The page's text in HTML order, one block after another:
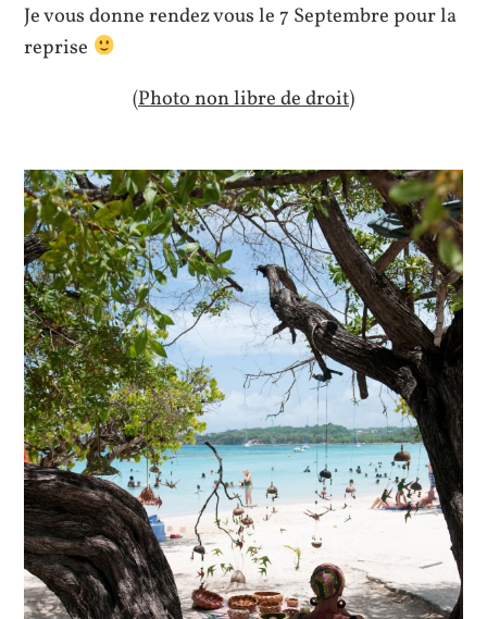
Je vous donne rendez vous le 7 Septembre pour la
reprise
(Photo non libre de droit)